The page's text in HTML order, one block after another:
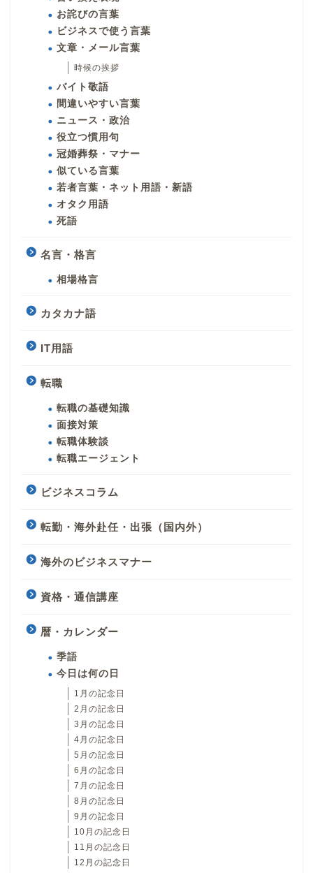
お詫びの言葉
ビジネスで使う言葉
文章・メール言葉
時候の挨拶
バイト敬語
間違いやすい言葉
ニュース・政治
役立つ慣用句
冠婚葬祭・マナー
似ている言葉
若者言葉・ネット用語・新語
オタク用語
死語
名言・格言
相場格言
カタカナ語
IT用語
転職
転職の基礎知識
面接対策
転職体験談
転職エージェント
ビジネスコラム
転勤・海外赴任・出張（国内外）
海外のビジネスマナー
資格・通信講座
暦・カレンダー
季語
今日は何の日
1月の記念日
2月の記念日
3月の記念日
4月の記念日
5月の記念日
6月の記念日
7月の記念日
8月の記念日
9月の記念日
10月の記念日
11月の記念日
12月の記念日